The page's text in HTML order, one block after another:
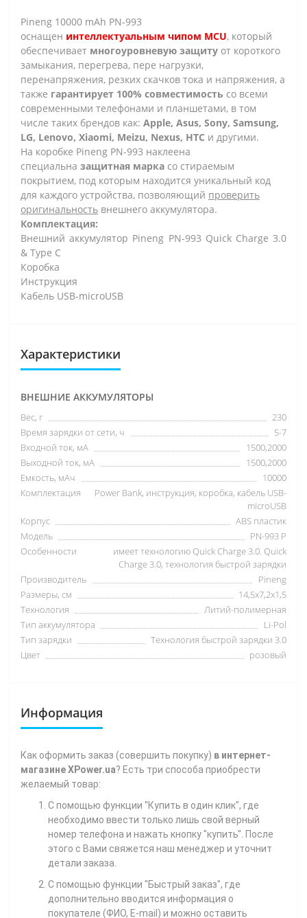
Pineng 10000 mAh PN-993
оснащен интеллектуальным чипом MCU, который
обеспечивает многоуровневую защиту от короткого
замыкания, перегрева, пере нагрузки,
перенапряжения, резких скачков тока и напряжения, а
также гарантирует 100% совместимость со всеми
современными телефонами и планшетами, в том
числе таких брендов как: Apple, Asus, Sony, Samsung,
LG, Lenovo, Xiaomi, Meizu, Nexus, HTC и другими.
На коробке Pineng PN-993 наклеена
специальна защитная марка со стираемым
покрытием, под которым находится уникальный код
для каждого устройства, позволяющий проверить
оригинальность внешнего аккумулятора.
Комплектация:
Внешний аккумулятор Pineng PN-993 Quick Charge 3.0
& Type C
Коробка
Инструкция
Кабель USB-microUSB
Характеристики
ВНЕШНИЕ АККУМУЛЯТОРЫ
Вес, г
230
Время зарядки от сети, ч
5-7
Входной ток, мА
1500,2000
Выходной ток, мА
1500,2000
Емкость, мАч
10000
Комплектация
Power Bank, инструкция, коробка, кабель USB-
microUSB
Корпус
ABS пластик
Модель
PN-993 P
Особенности
имеет технологию Quick Charge 3.0. Quick
Charge 3.0, технология быстрой зарядки
Производитель
Pineng
Размеры, см
14,5x7,2x1,5
Технология
Литий-полимерная
Тип аккумулятора
Li-Pol
Тип зарядки
Технология быстрой зарядки 3.0
Цвет
розовый
Информация
Как оформить заказ (совершить покупку) в интернет-
магазине XPower.ua? Есть три способа приобрести
желаемый товар:
С помощью функции "Купить в один клик", где
необходимо ввести только лишь свой верный
номер телефона и нажать кнопку "купить". После
этого с Вами свяжется наш менеджер и уточнит
детали заказа.
С помощью функции "Быстрый заказ", где
дополнительно вводится информация о
покупателе (ФИО, E-mail) и можно оставить